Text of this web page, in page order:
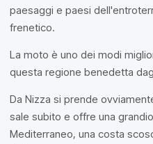
paesaggi e paesi
frenetico.
La moto è uno dei modi
questa regione benedetta
Da Nizza si prende
sale subito e offre una
Mediterraneo, una costa